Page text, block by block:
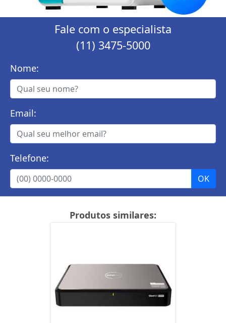
Fale com o especialista
(11) 3475-5000
Nome:
Email:
Telefone:
Produtos similares: